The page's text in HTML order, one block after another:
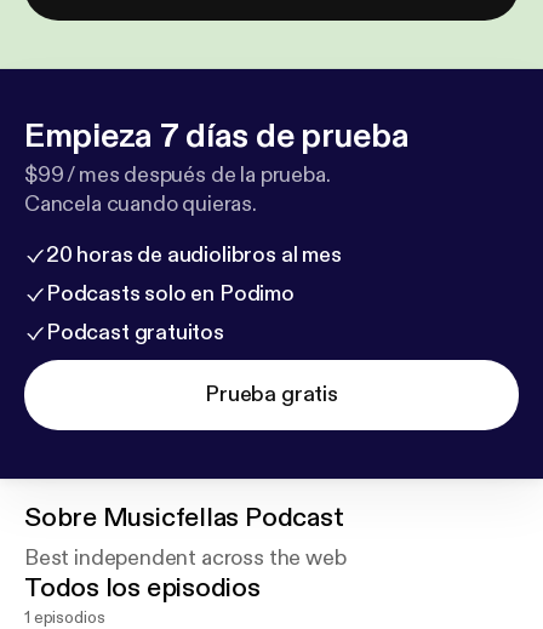
Empieza 7 días de prueba
$99 / mes después de la prueba.
Cancela cuando quieras.
20 horas de audiolibros al mes
Podcasts solo en Podimo
Podcast gratuitos
Prueba gratis
Sobre Musicfellas Podcast
Best independent across the web
Todos los episodios
1 episodios